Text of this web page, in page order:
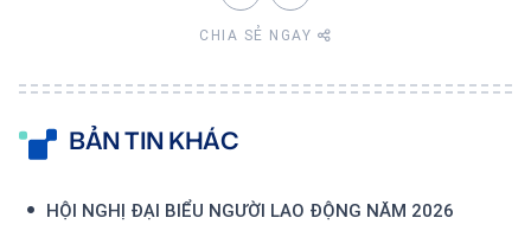
CHIA SẺ NGAY
BẢN TIN KHÁC
HỘI NGHỊ ĐẠI BIỂU NGƯỜI LAO ĐỘNG NĂM 2026